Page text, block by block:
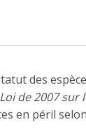
des
Loi de 2007 sur
en péril